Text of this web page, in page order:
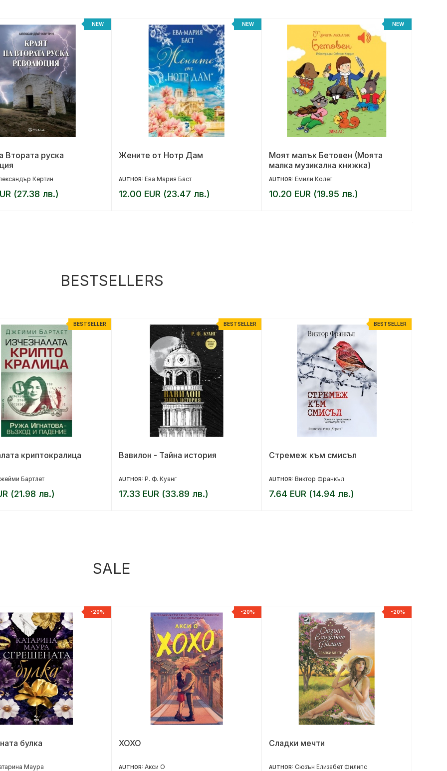
NEW
Втората руска
Кертин
(27.38 лв.)
NEW
Жените от Нотр Дам
AUTHOR: Ева Мария Баст
12.00 EUR (23.47 лв.)
NEW
Моят малък Бетовен (Моята
малка музикална книжка)
AUTHOR: Емили Колет
10.20 EUR (19.95 лв.)
BESTSELLERS
BESTSELLER
криптокралица
Бартлет
(21.98 лв.)
BESTSELLER
Вавилон - Тайна история
AUTHOR: Р. Ф. Куанг
17.33 EUR (33.89 лв.)
BESTSELLER
Стремеж към смисъл
AUTHOR: Виктор Франкъл
7.64 EUR (14.94 лв.)
SALE
-20%
булка
Маура
-20%
ХОХО
AUTHOR: Акси О
-20%
Сладки мечти
AUTHOR: Сюзън Елизабет Филипс